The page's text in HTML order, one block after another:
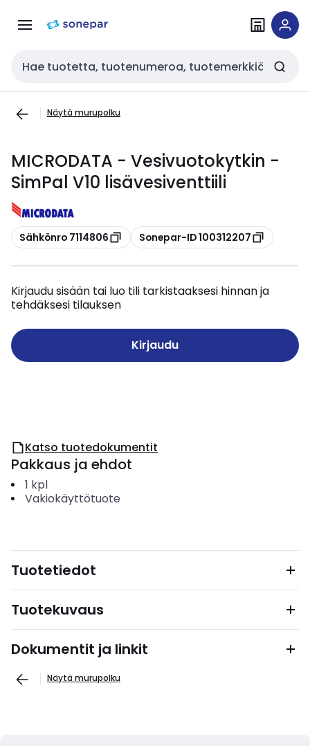
navigointiinsisältöön
Haku
Näytä murupolku
MICRODATA - Vesivuotokytkin -
SimPal V10 lisävesiventtiili
Kopioi
Sähkönro 7114806 Kopioi
Sonepar-ID 100312207
Kirjaudu sisään tai luo tili tarkistaaksesi hinnan ja
tehdäksesi tilauksen
Kirjaudu
Katso tuotedokumentit
Pakkaus ja ehdot
1 kpl
Vakiokäyttötuote
Tuotetiedot
Tuotekuvaus
Dokumentit ja linkit
Näytä murupolku